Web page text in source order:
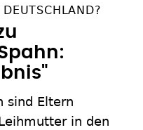
sind Eltern
in den